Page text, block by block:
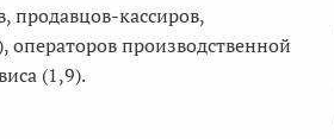
продавцов-кассиров,
операторов производственной
(1,9).